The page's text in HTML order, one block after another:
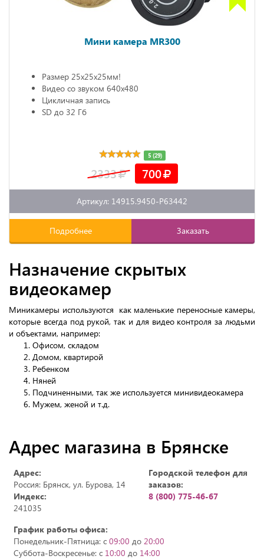
Мини камера MR300
Размер 25х25х25мм!
Видео со звуком 640х480
Цикличная запись
SD до 32 Гб
5 (29)
2333 700
Артикул: 14915.9450-P63442
Подробнее Заказать
Назначение скрытых
видеокамер
Миникамеры используются как маленькие переносные камеры,
которые всегда под рукой, так и для видео контроля за людьми
и объектами, например:
Офисом, складом
Домом, квартирой
Ребенком
Няней
Подчиненными, так же используется минивидеокамера
Мужем, женой и т.д.
Адрес магазина в Брянске
Адрес:
Россия: Брянск, ул. Бурова, 14
Индекс:
241035
Городской телефон для
заказов:
8 (800) 775-46-67
График работы офиса:
Понедельник-Пятница: с 09:00 до 20:00
Суббота-Воскресенье: с 10:00 до 14:00